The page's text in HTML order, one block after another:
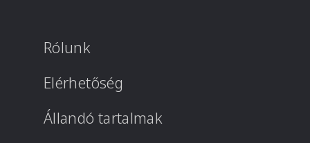
Rólunk
Elérhetőség
Állandó tartalmak